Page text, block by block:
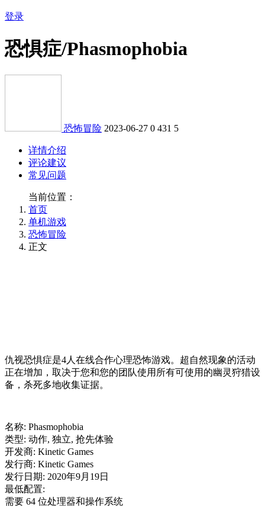
登录
恐惧症/Phasmophobia
恐怖冒险 2023-06-27 0 431 5
详情介绍
评论建议
常见问题
当前位置：
首页
单机游戏
恐怖冒险
正文
仇视恐惧症是4人在线合作心理恐怖游戏。超自然现象的活动
正在增加，取决于您和您的团队使用所有可使用的幽灵狩猎设
备，杀死多地收集证据。
名称: Phasmophobia
类型: 动作, 独立, 抢先体验
开发商: Kinetic Games
发行商: Kinetic Games
发行日期: 2020年9月19日
最低配置:
需要 64 位处理器和操作系统